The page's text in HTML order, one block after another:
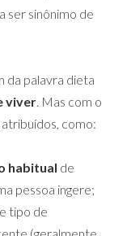
ser sinônimo de
da palavra dieta
viver . Mas com o
como:
habitual de
pessoa ingere;
tipo de
(geralmente